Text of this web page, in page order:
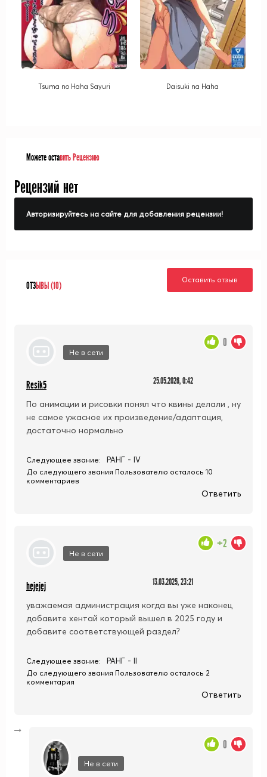
Tsuma no Haha Sayuri Daisuki na Haha
Можете оставить Рецензию
Рецензий нет
Авторизируйтесь на сайте для добавления рецензии!
ОТЗЫВЫ (10)
Оставить отзыв
Не в сети
Resik5 25.05.2026, 0:42
По анимации и рисовки понял что квины делали , ну
не самое ужасное их произведение/адаптация,
достаточно нормально
0
Следующее звание: РАНГ - IV
До следующего звания Пользователю осталось 10
комментариев
Ответить
Не в сети
hejejej 13.03.2025, 23:21
уважаемая администрация когда вы уже наконец
добавите хентай который вышел в 2025 году и
добавите соответствующей раздел?
+2
Следующее звание: РАНГ - II
До следующего звания Пользователю осталось 2
комментария
Ответить
Не в сети
0